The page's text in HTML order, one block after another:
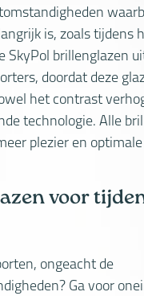
is, zoals tijdens
SkyPol brillenglazen
doordat deze
het contrast
technologie. Alle
plezier en
voor
ongeacht de
Ga voor